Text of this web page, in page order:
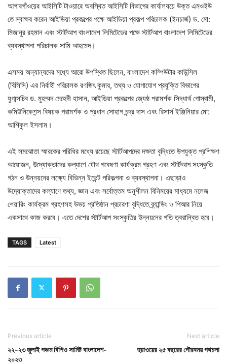
আগারগাঁওয়ের আইসিটি টাওয়ারে অবস্থিত আইসিটি বিভাগের কার্যালযয়ে উক্ত এমওইউ
তে স্বাক্ষর করেন আইডিয়া প্রকল্পের পক্ষে আইডিয়া প্রকল্প পরিচালক (ইনচার্জ) ড. মো:
মিজানুর রহমান এবং স্টার্টআপ বাংলাদেশ লিমিটেডের পক্ষে স্টার্টআপ বাংলাদেশ লিমিটেডের
ব্যবস্থাপনা পরিচালক সামি আহমেদ।
এসময় অন্যান্যদের মধ্যে আরো উপস্থিত ছিলেন, বাংলাদেশ কম্পিউটার কাউন্সিল
(বিসিসি) এর নির্বাহী পরিচালক রণজিৎ কুমার, তথ্য ও যোগাযোগ প্রযুক্তি বিভাগের
যুগ্মসচিব ড. মুহম্মদ মেহেদী হাসান, আইডিয়া প্রকল্পের জ্যেষ্ঠ পরামর্শক সিদ্ধার্থ গোস্বামী,
কমিউনিকেশন্স বিষয়ক পরামর্শক ও প্রধান সোহাগ চন্দ্র দাস এবং রিসার্স ইঞ্জিনিয়ার মো:
আশিকুল ইসলাম।
এই সমঝোতা স্মারকের পরিধির মধ্যে রয়েছে স্টার্টআপদের দক্ষতা বৃদ্ধিতে উপযুক্ত প্রশিক্ষণ
আয়োজন, উদ্যোক্তাদের কল্যাণে যৌথ গবেষণা কার্যক্রম গ্রহণ এবং স্টার্টআপ সংস্কৃতি
গঠন ও উন্নয়নের লক্ষ্যে বিভিন্ন ইভেন্ট পরিকল্পনা ও ব্যবস্থাপনা। এছাড়াও
উদ্যোক্তাদের কল্যাণে তথ্য, জ্ঞান এবং সর্বোত্তম অনুশীলন বিনিময়ের মাধ্যমে নলেজ
শেয়ারিং কার্যক্রম গ্রহণসহ উভয় প্রতিষ্ঠান প্রচারণা বৃদ্ধিতে ব্র্যান্ডিং ও পিআর নিয়ে
একসাথে কাজ করবে। এতে দেশের স্টার্টআপ সংস্কৃতির উন্নয়নের গতি ত্বরান্বিত হবে।
TAGS Latest
Previous article
২২-২৩ জুলাই পঞ্চম বিপিও সামিট বাংলাদেশ-
২০২৩
Next article
হুয়াওয়ের ২৫ বছরের গৌরবময় পথচলা